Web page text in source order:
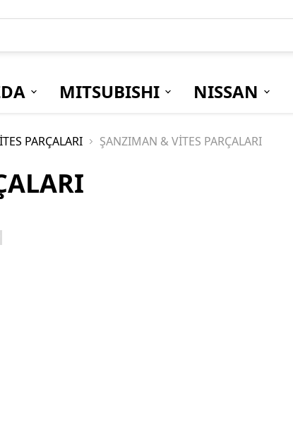
MITSUBISHI NISSAN
PARÇALARI ŞANZIMAN & VİTES PARÇALARI